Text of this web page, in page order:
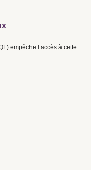
empêche l’accès à cette